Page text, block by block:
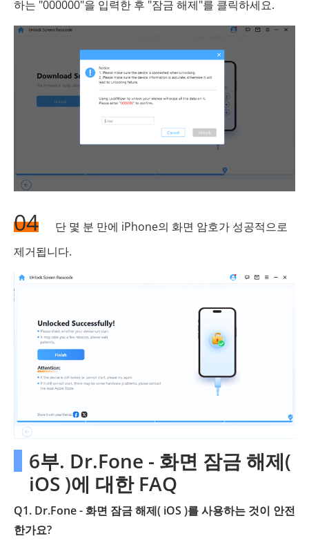
하는 "000000"을 입력한 후 "잠금 해제"를 클릭하세요.
04
단 몇 분 만에 iPhone의 화면 암호가 성공적으로
제거됩니다.
6부. Dr.Fone - 화면 잠금 해제(
iOS )에 대한 FAQ
Q1. Dr.Fone - 화면 잠금 해제( iOS )를 사용하는 것이 안전
한가요?